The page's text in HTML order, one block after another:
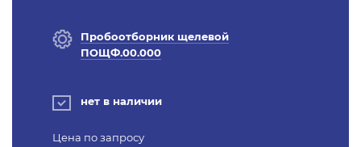
Пробоотборник щелевой
ПОЩФ.00.000
нет в наличии
Цена по запросу